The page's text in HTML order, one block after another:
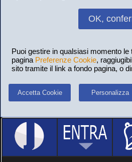
OK,
Puoi gestire in qualsiasi momento
pagina Preferenze Cookie,
sito tramite il link a fondo pagina, o
Accetta Cookie Personalizza